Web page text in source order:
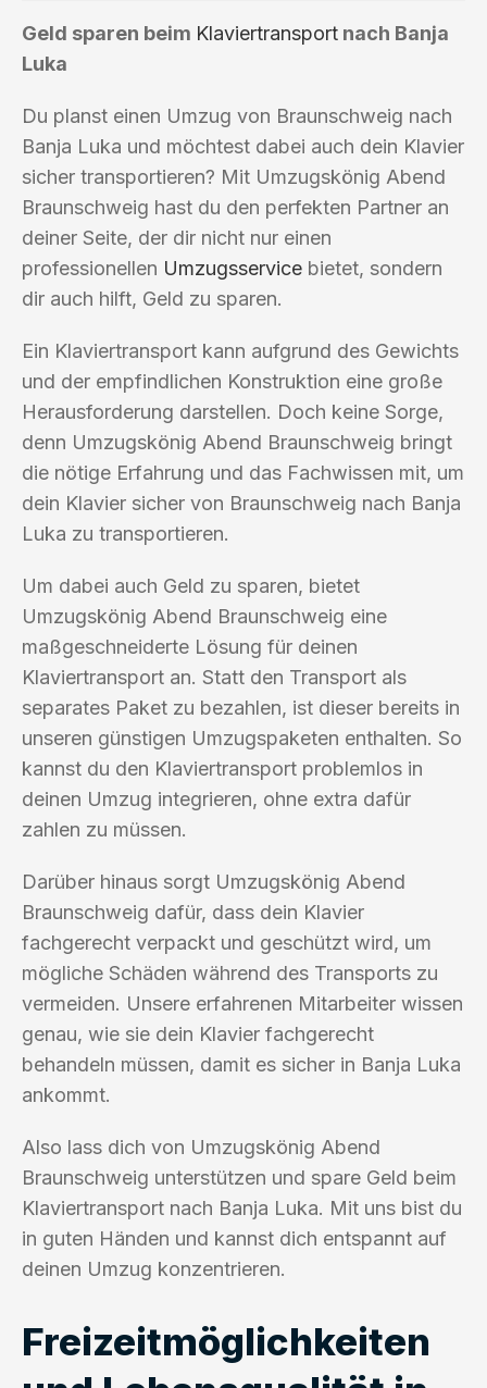
Geld sparen beim Klaviertransport nach Banja
Luka
Du planst einen Umzug von Braunschweig nach
Banja Luka und möchtest dabei auch dein Klavier
sicher transportieren? Mit Umzugskönig Abend
Braunschweig hast du den perfekten Partner an
deiner Seite, der dir nicht nur einen
professionellen Umzugsservice bietet, sondern
dir auch hilft, Geld zu sparen.
Ein Klaviertransport kann aufgrund des Gewichts
und der empfindlichen Konstruktion eine große
Herausforderung darstellen. Doch keine Sorge,
denn Umzugskönig Abend Braunschweig bringt
die nötige Erfahrung und das Fachwissen mit, um
dein Klavier sicher von Braunschweig nach Banja
Luka zu transportieren.
Um dabei auch Geld zu sparen, bietet
Umzugskönig Abend Braunschweig eine
maßgeschneiderte Lösung für deinen
Klaviertransport an. Statt den Transport als
separates Paket zu bezahlen, ist dieser bereits in
unseren günstigen Umzugspaketen enthalten. So
kannst du den Klaviertransport problemlos in
deinen Umzug integrieren, ohne extra dafür
zahlen zu müssen.
Darüber hinaus sorgt Umzugskönig Abend
Braunschweig dafür, dass dein Klavier
fachgerecht verpackt und geschützt wird, um
mögliche Schäden während des Transports zu
vermeiden. Unsere erfahrenen Mitarbeiter wissen
genau, wie sie dein Klavier fachgerecht
behandeln müssen, damit es sicher in Banja Luka
ankommt.
Also lass dich von Umzugskönig Abend
Braunschweig unterstützen und spare Geld beim
Klaviertransport nach Banja Luka. Mit uns bist du
in guten Händen und kannst dich entspannt auf
deinen Umzug konzentrieren.
Freizeitmöglichkeiten